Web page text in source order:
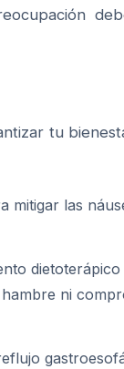
tu
mitigar las
dietoterápico
ni